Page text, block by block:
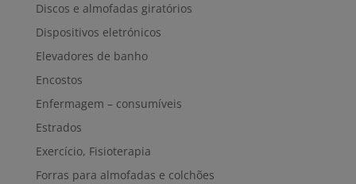
Discos e almofadas giratórios
Dispositivos eletrónicos
Elevadores de banho
Encostos
Enfermagem – consumíveis
Estrados
Exercício, Fisioterapia
Forras para almofadas e colchões